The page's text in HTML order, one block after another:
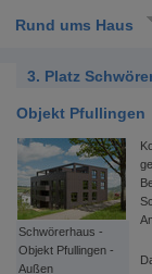
Rund ums Haus
3. Platz
Objekt Pfullingen
Schwörerhaus -
Objekt Pfullingen -
Außen